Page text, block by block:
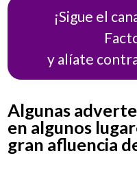
¡Sigue el
y alíate
Algunas
en algunos
gran afluencia